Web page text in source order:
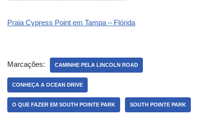
Praia Cypress Point em Tampa – Flórida
Marcações: CAMINHE PELA LINCOLN ROAD
CONHEÇA A OCEAN DRIVE
O QUE FAZER EM SOUTH POINTE PARK SOUTH POINTE PARK